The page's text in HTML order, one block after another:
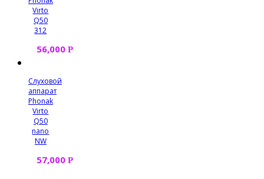
Virto
Q50
312
56,000 Р
Слуховой
аппарат
Phonak
Virto
Q50
nano
NW
57,000 Р